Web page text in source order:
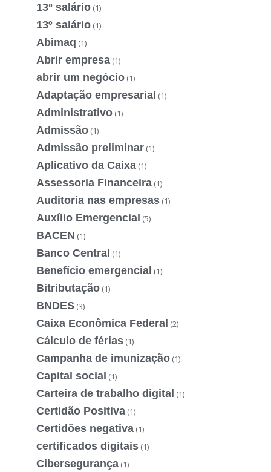
13° salário (1)
13º salário (1)
Abimaq (1)
Abrir empresa (1)
abrir um negócio (1)
Adaptação empresarial (1)
Administrativo (1)
Admissão (1)
Admissão preliminar (1)
Aplicativo da Caixa (1)
Assessoria Financeira (1)
Auditoria nas empresas (1)
Auxílio Emergencial (5)
BACEN (1)
Banco Central (1)
Benefício emergencial (1)
Bitributação (1)
BNDES (3)
Caixa Econômica Federal (2)
Cálculo de férias (1)
Campanha de imunização (1)
Capital social (1)
Carteira de trabalho digital (1)
Certidão Positiva (1)
Certidões negativa (1)
certificados digitais (1)
Cibersegurança (1)